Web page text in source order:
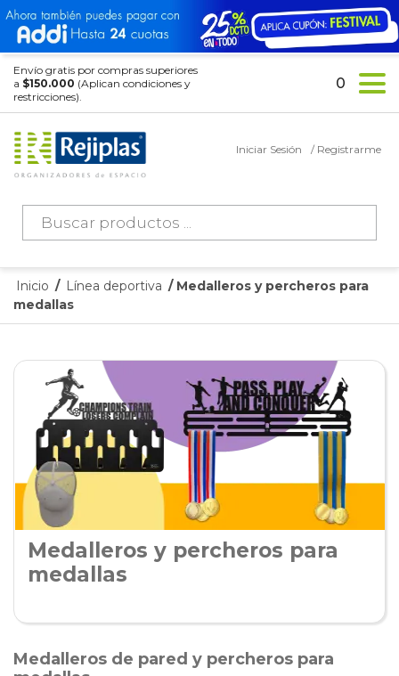
Envío gratis por compras superiores
a $150.000 (Aplican condiciones y
restricciones).
Búsqueda
productos
Iniciar Sesión / Registrarme
0
Inicio / Línea deportiva / Medalleros y percheros para
medallas
Medalleros y percheros para
medallas
Medalleros de pared y percheros para